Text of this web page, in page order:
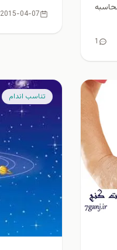
1
2015-04-07
تناسب اندام